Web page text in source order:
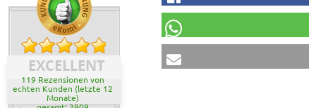
EXCELLENT
119 Rezensionen von
echten Kunden (letzte 12
Monate)